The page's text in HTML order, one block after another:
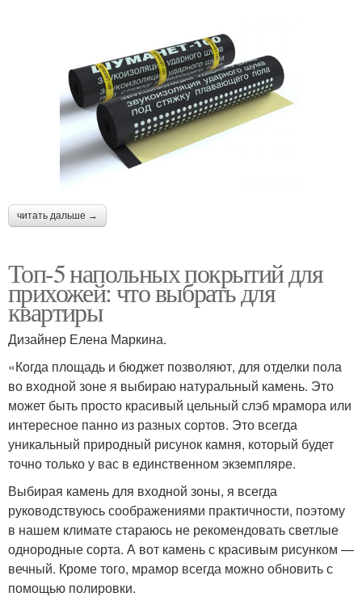
читать дальше →
Топ-5 напольных покрытий для
прихожей: что выбрать для
квартиры
Дизайнер Елена Маркина.
«Когда площадь и бюджет позволяют, для отделки пола
во входной зоне я выбираю натуральный камень. Это
может быть просто красивый цельный слэб мрамора или
интересное панно из разных сортов. Это всегда
уникальный природный рисунок камня, который будет
точно только у вас в единственном экземпляре.
Выбирая камень для входной зоны, я всегда
руководствуюсь соображениями практичности, поэтому
в нашем климате стараюсь не рекомендовать светлые
однородные сорта. А вот камень с красивым рисунком —
вечный. Кроме того, мрамор всегда можно обновить с
помощью полировки.